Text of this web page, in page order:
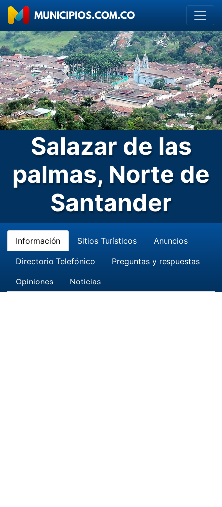
Salazar de las
palmas, Norte de
Santander
Información Sitios Turísticos Anuncios
Directorio Telefónico Preguntas y respuestas
Opiniones Noticias